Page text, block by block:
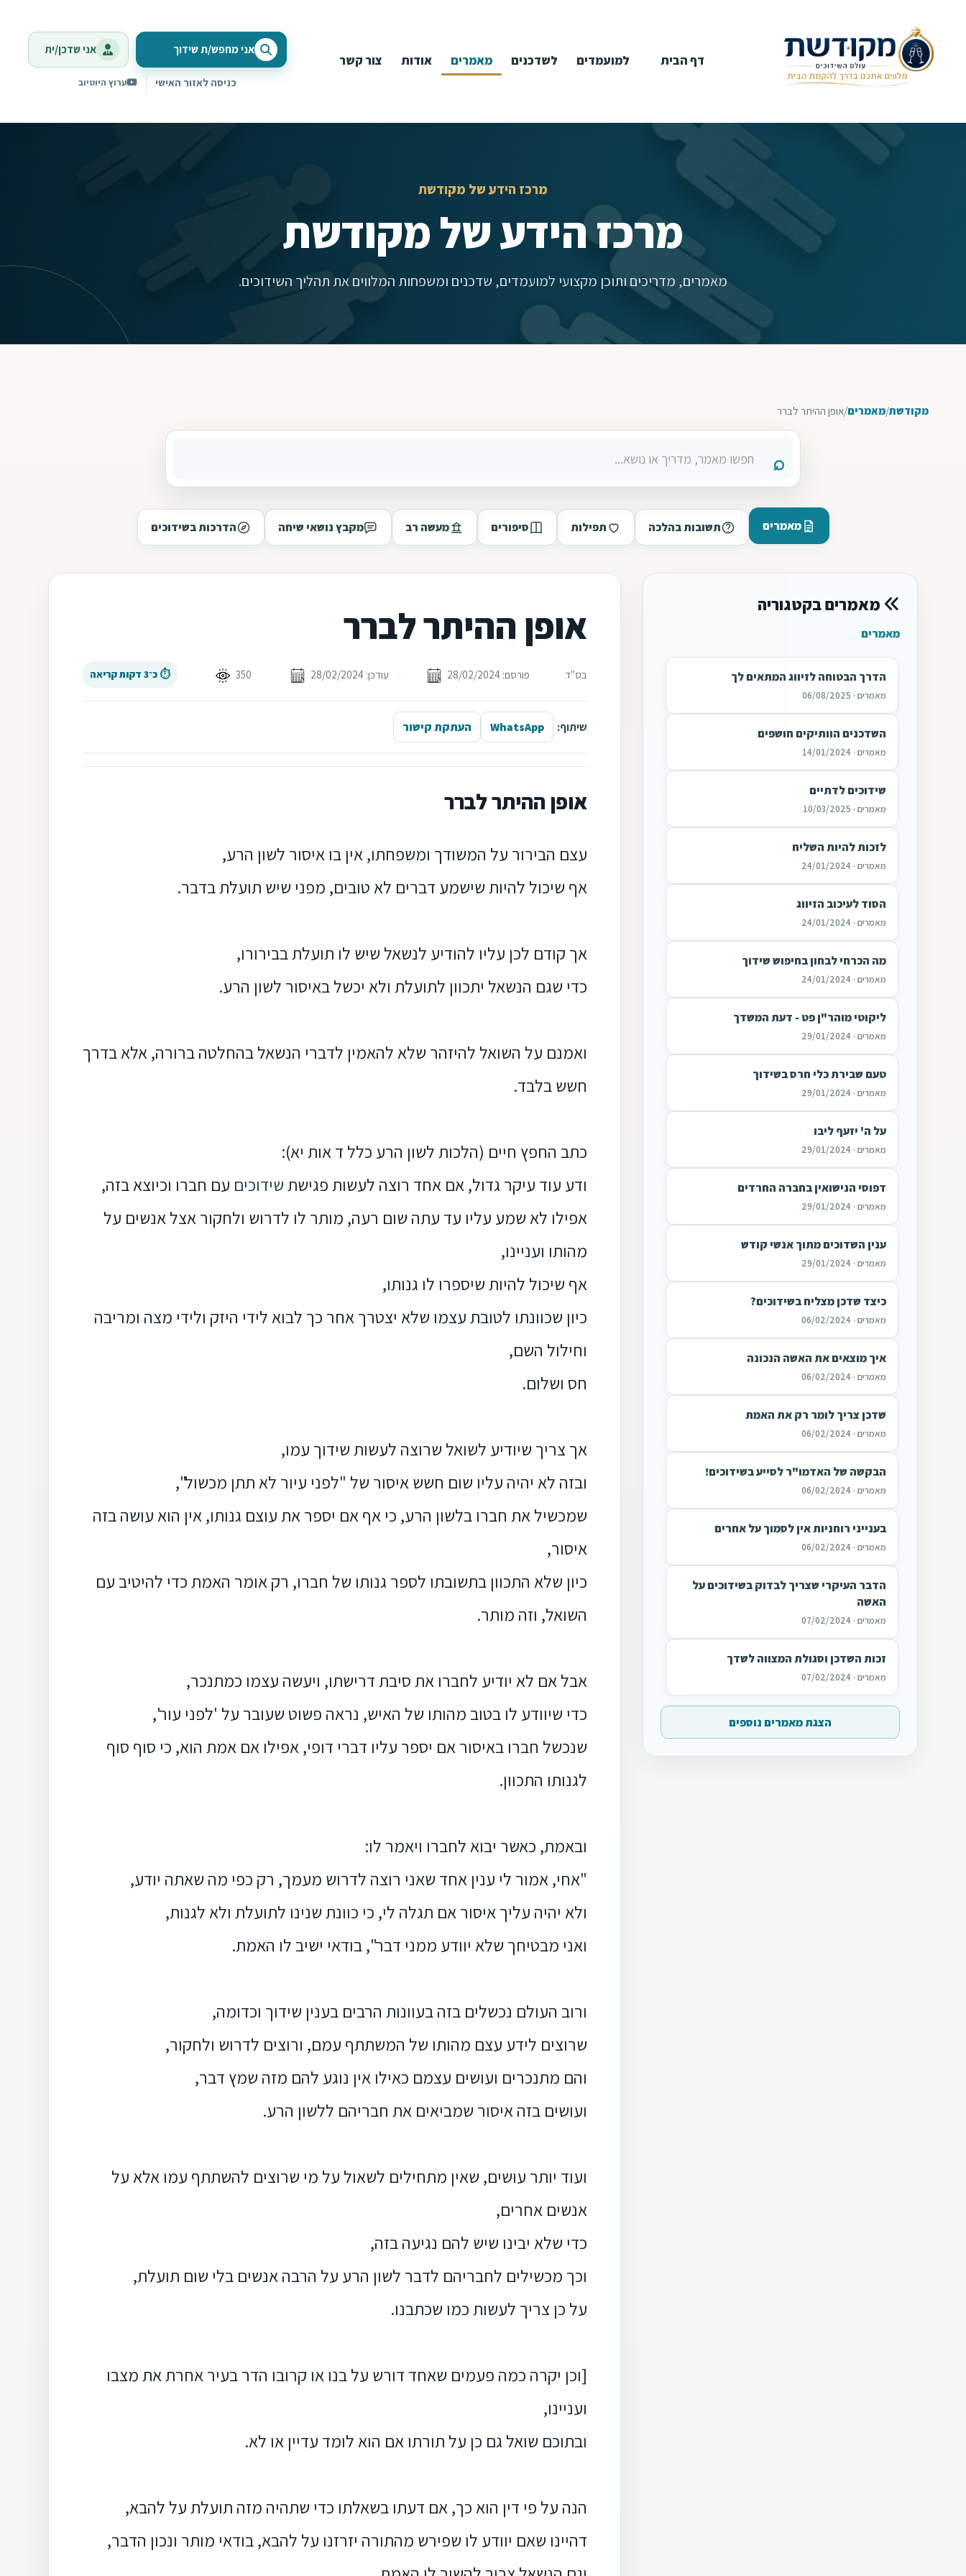
דף הבית למועמדים לשדכנים מאמרים אודות צור קשר
אני מחפש/ת שידוך אני שדכן/ית
כניסה לאזור האישי ערוץ היוטיוב
מרכז הידע של מקודשת
מרכז הידע של מקודשת
מאמרים, מדריכים ותוכן מקצועי למועמדים, שדכנים ומשפחות המלווים את תהליך השידוכים.
מקודשת/מאמרים/אופן ההיתר לברר
מאמרים תשובות בהלכה תפילות סיפורים מעשה רב מקבץ נושאי שיחה הדרכות בשידוכים
מאמרים בקטגוריה
מאמרים
הדרך הבטוחה לזיווג המתאים לך
מאמרים · 06/08/2025
השדכנים הוותיקים חושפים
מאמרים · 14/01/2024
שידוכים לדתיים
מאמרים · 10/03/2025
לזכות להיות השליח
מאמרים · 24/01/2024
הסוד לעיכוב הזיווג
מאמרים · 24/01/2024
מה הכרחי לבחון בחיפוש שידוך
מאמרים · 24/01/2024
ליקוטי מוהר"ן פט - דעת המשדך
מאמרים · 29/01/2024
טעם שבירת כלי חרס בשידוך
מאמרים · 29/01/2024
על ה' יזעף ליבו
מאמרים · 29/01/2024
דפוסי הנישואין בחברה החרדים
מאמרים · 29/01/2024
ענין השדוכים מתוך אנשי קודש
מאמרים · 29/01/2024
כיצד שדכן מצליח בשידוכים?
מאמרים · 06/02/2024
איך מוצאים את האשה הנכונה
מאמרים · 06/02/2024
שדכן צריך לומר רק את האמת
מאמרים · 06/02/2024
הבקשה של האדמו"ר לסייע בשידוכים!
מאמרים · 06/02/2024
בענייני רוחניות אין לסמוך על אחרים
מאמרים · 06/02/2024
הדבר העיקרי שצריך לבדוק בשידוכים על
האשה
מאמרים · 07/02/2024
זכות השדכן וסגולת המצווה לשדך
מאמרים · 07/02/2024
הצגת מאמרים נוספים
אופן ההיתר לברר
בס"ד פורסם: 28/02/2024 עודכן: 28/02/2024 350 ⏱ כ־3 דקות קריאה
שיתוף: WhatsApp העתקת קישור
אופן ההיתר לברר
עצם הבירור על המשודך ומשפחתו, אין בו איסור לשון הרע,
אף שיכול להיות שישמע דברים לא טובים, מפני שיש תועלת בדבר.
אך קודם לכן עליו להודיע לנשאל שיש לו תועלת בבירורו,
כדי שגם הנשאל יתכוון לתועלת ולא יכשל באיסור לשון הרע.
ואמנם על השואל להיזהר שלא להאמין לדברי הנשאל בהחלטה ברורה, אלא בדרך
חשש בלבד.
כתב החפץ חיים (הלכות לשון הרע כלל ד אות יא):
ודע עוד עיקר גדול, אם אחד רוצה לעשות פגישתשידוכים עם חברו וכיוצא בזה,
אפילו לא שמע עליו עד עתה שום רעה, מותר לו לדרוש ולחקור אצל אנשים על
מהותו ועניינו,
אף שיכול להיות שיספרו לו גנותו,
כיון שכוונתו לטובת עצמו שלא יצטרך אחר כך לבוא לידי היזק ולידי מצה ומריבה
וחילול השם,
חס ושלום.
אך צריך שיודיע לשואל שרוצה לעשות שידוך עמו,
ובזה לא יהיה עליו שום חשש איסור של "לפני עיור לא תתן מכשול",
שמכשיל את חברו בלשון הרע, כי אף אם יספר את עוצם גנותו, אין הוא עושה בזה
איסור,
כיון שלא התכוון בתשובתו לספר גנותו של חברו, רק אומר האמת כדי להיטיב עם
השואל, וזה מותר.
אבל אם לא יודיע לחברו את סיבת דרישתו, ויעשה עצמו כמתנכר,
כדי שיוודע לו בטוב מהותו של האיש, נראה פשוט שעובר על 'לפני עור',
שנכשל חברו באיסור אם יספר עליו דברי דופי, אפילו אם אמת הוא, כי סוף סוף
לגנותו התכוון.
ובאמת, כאשר יבוא לחברו ויאמר לו:
"אחי, אמור לי ענין אחד שאני רוצה לדרוש מעמך, רק כפי מה שאתה יודע,
ולא יהיה עליך איסור אם תגלה לי, כי כוונת שנינו לתועלת ולא לגנות,
ואני מבטיחך שלא יוודע ממני דבר",בודאי ישיב לו האמת.
ורוב העולם נכשלים בזה בעוונות הרבים בענין שידוך וכדומה,
שרוצים לידע עצם מהותו של המשתתף עמם, ורוצים לדרוש ולחקור,
והם מתנכרים ועושים עצמם כאילו אין נוגע להם מזה שמץ דבר,
ועושים בזה איסור שמביאים את חבריהם ללשון הרע.
ועוד יותר עושים, שאין מתחילים לשאול על מי שרוצים להשתתף עמו אלא על
אנשים אחרים,
כדי שלא יבינו שיש להם נגיעה בזה,
וכך מכשילים לחבריהם לדבר לשון הרע על הרבה אנשים בלי שום תועלת,
על כן צריך לעשות כמו שכתבנו.
[וכן יקרה כמה פעמים שאחד דורש על בנו או קרובו הדר בעיר אחרת את מצבו
ועניינו,
ובתוכם שואל גם כן על תורתו אם הוא לומד עדיין או לא.
הנה על פי דין הוא כך, אם דעתו בשאלתו כדי שתהיה מזה תועלת על להבא,
דהיינו שאם יוודע לו שפירש מהתורה יזרזנו על להבא, בודאי מותר ונכון הדבר,